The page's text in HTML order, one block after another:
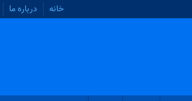
خانه درباره ما